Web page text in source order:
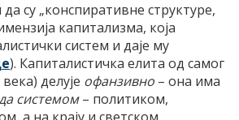
су „конспиративне структуре,
капитализма, која
систем и даје му
). Капиталистичка елита од самог
делује офанзивно – она има
системом– политиком,